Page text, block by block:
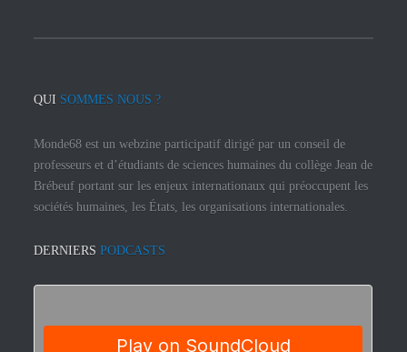
QUI SOMMES NOUS ?
Monde68 est un webzine participatif dirigé par un conseil de
professeurs et d’étudiants de sciences humaines du collège Jean de
Brébeuf portant sur les enjeux internationaux qui préoccupent les
sociétés humaines, les États, les organisations internationales.
DERNIERS PODCASTS